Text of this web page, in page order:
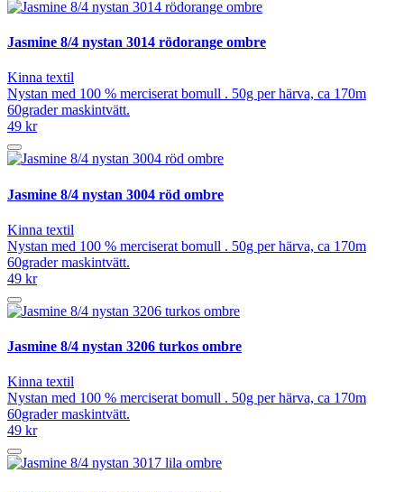
Jasmine 8/4 nystan 3014 rödorange ombre
Kinna textil
Nystan med 100 % merciserat bomull . 50g per härva, ca 170m
60grader maskintvätt.
49 kr
Jasmine 8/4 nystan 3004 röd ombre
Kinna textil
Nystan med 100 % merciserat bomull . 50g per härva, ca 170m
60grader maskintvätt.
49 kr
Jasmine 8/4 nystan 3206 turkos ombre
Kinna textil
Nystan med 100 % merciserat bomull . 50g per härva, ca 170m
60grader maskintvätt.
49 kr